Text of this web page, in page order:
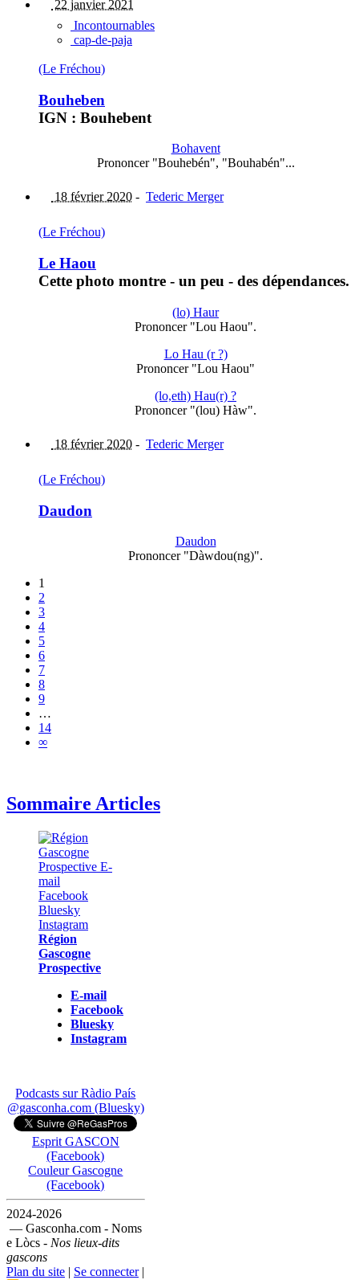
22 janvier 2021
Incontournables
cap-de-paja
(Le Fréchou)
Bouheben
IGN : Bouhebent
Bohavent
Prononcer "Bouhebén", "Bouhabén"...
18 février 2020 - Tederic Merger
(Le Fréchou)
Le Haou
Cette photo montre - un peu - des dépendances.
(lo) Haur
Prononcer "Lou Haou".
Lo Hau (r ?)
Prononcer "Lou Haou"
(lo,eth) Hau(r) ?
Prononcer "(lou) Hàw".
18 février 2020 - Tederic Merger
(Le Fréchou)
Daudon
Daudon
Prononcer "Dàwdou(ng)".
1
2
3
4
5
6
7
8
9
…
14
∞
Sommaire Articles
Région
Gascogne
Prospective
E-mail
Facebook
Bluesky
Instagram
Podcasts sur Ràdio País
@gasconha.com (Bluesky)
Esprit GASCON
(Facebook)
Couleur Gascogne
(Facebook)
2024-2026
— Gasconha.com - Noms
e Lòcs - Nos lieux-dits
gascons
Plan du site | Se connecter|